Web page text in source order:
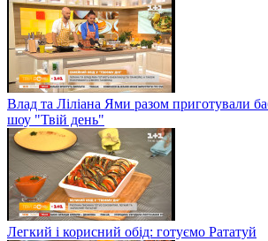
Влад та Ліліана Ями разом приготували
шоу "Твій день"
Легкий і корисний обід: готуємо Рататуй